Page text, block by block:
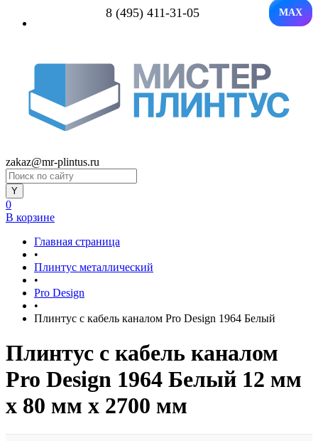
8 (495) 411-31-05 MAX
zakaz@mr-plintus.ru
0
В корзине
Главная страница
•
Плинтус металлический
•
Pro Design
•
Плинтус с кабель каналом Pro Design 1964 Белый
Плинтус с кабель каналом
Pro Design 1964 Белый 12 мм
x 80 мм х 2700 мм